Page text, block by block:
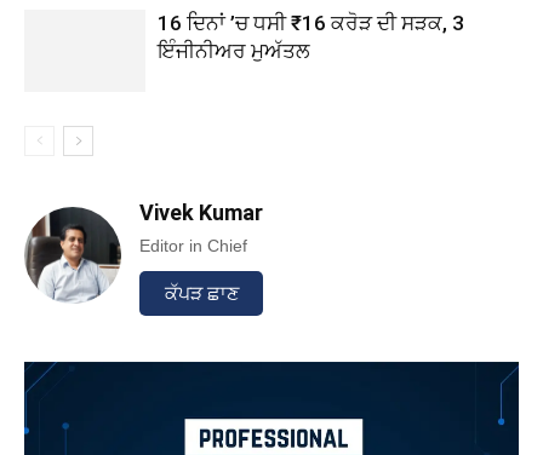
16 ਦਿਨਾਂ ’ਚ ਧਸੀ ₹16 ਕਰੋੜ ਦੀ ਸੜਕ, 3
ਇੰਜੀਨੀਅਰ ਮੁਅੱਤਲ
Vivek Kumar
Editor in Chief
ਕੱਪੜ ਛਾਣ